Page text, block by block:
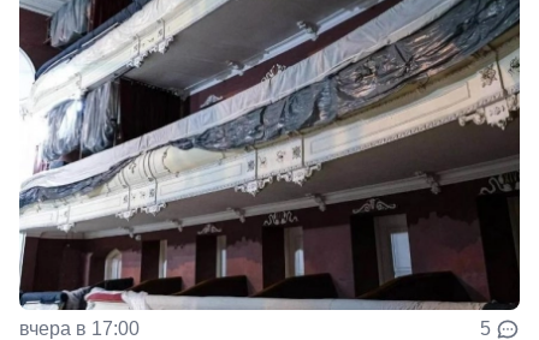
вчера в 17:00 5